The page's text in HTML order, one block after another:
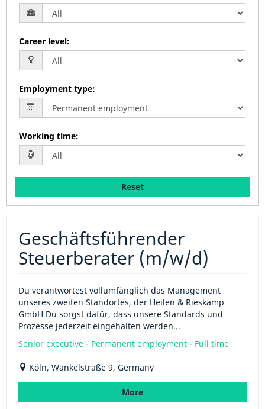
Career level:
Employment type:
Working time:
Reset
Geschäftsführender
Steuerberater (m/w/d)
Du verantwortest vollumfänglich das Management
unseres zweiten Standortes, der Heilen & Rieskamp
GmbH Du sorgst dafür, dass unsere Standards und
Prozesse jederzeit eingehalten werden...
Senior executive - Permanent employment - Full time
Köln, Wankelstraße 9, Germany
More